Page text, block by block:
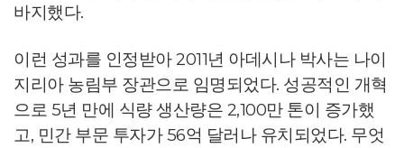
바지했다.
이런 성과를 인정받아 2011년 아데시나 박사는 나이
지리아 농림부 장관으로 임명되었다. 성공적인 개혁
으로 5년 만에 식량 생산량은 2,100만 톤이 증가했
고, 민간 부문 투자가 56억 달러나 유치되었다. 무엇